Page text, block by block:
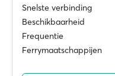
Snelste verbinding
Beschikbaarheid
Frequentie
Ferrymaatschappijen